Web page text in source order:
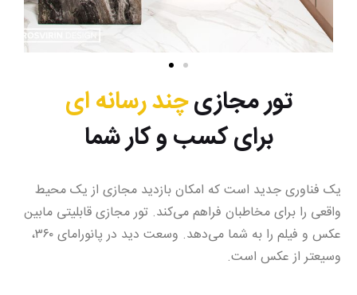
تور مجازیچند رسانه ای
برای کسب و کار شما
یک فناوری جدید است که امکان بازدید مجازی از یک محیط
واقعی را برای مخاطبان فراهم می‌کند. تور مجازی قابلیتی مابین
عکس و فیلم را به شما می‌دهد. وسعت دید در پانورامای ۳۶۰،
وسیعتر از عکس است.